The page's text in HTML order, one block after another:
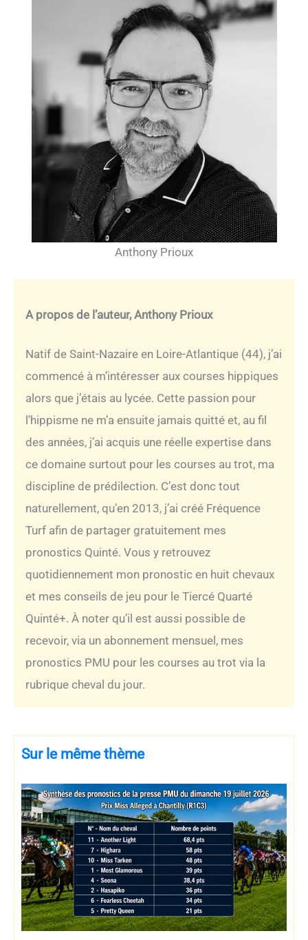
Anthony Prioux
A propos de l’auteur, Anthony Prioux
Natif de Saint-Nazaire en Loire-Atlantique (44), j’ai
commencé à m’intéresser aux courses hippiques
alors que j’étais au lycée. Cette passion pour
l’hippisme ne m’a ensuite jamais quitté et, au fil
des années, j’ai acquis une réelle expertise dans
ce domaine surtout pour les courses au trot, ma
discipline de prédilection. C’est donc tout
naturellement, qu’en 2013, j’ai créé Fréquence
Turf afin de partager gratuitement mes
pronostics Quinté. Vous y retrouvez
quotidiennement mon pronostic en huit chevaux
et mes conseils de jeu pour le Tiercé Quarté
Quinté+. À noter qu’il est aussi possible de
recevoir, via un abonnement mensuel, mes
pronostics PMU pour les courses au trot via la
rubrique cheval du jour.
Sur le même thème